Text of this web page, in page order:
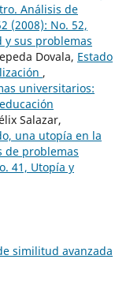
Análisis de
(2008): No. 52,
y sus problemas
Dovala, Estado
,
universitarios:
Salazar,
una utopía en la
de problemas
41, Utopía y
similitud avanzada